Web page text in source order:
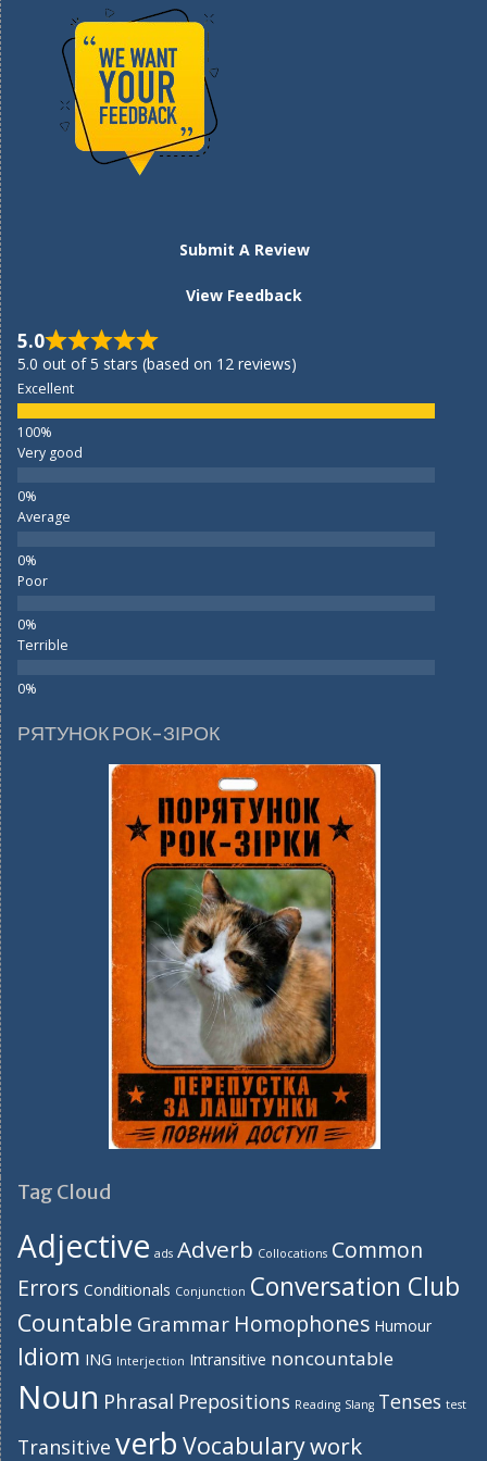
Submit A Review
View Feedback
5.0
5.0 out of 5 stars (based on 12 reviews)
Excellent
Very good
Average
Poor
Terrible
РЯТУНОК РОК-ЗІРОК
Tag Cloud
Adjective ads Adverb Collocations Common
Errors Conditionals Conjunction Conversation Club
Countable Grammar Homophones Humour
Idiom ING Interjection Intransitive noncountable
Noun Phrasal Prepositions Reading Slang Tenses test
Transitive verb Vocabularywork